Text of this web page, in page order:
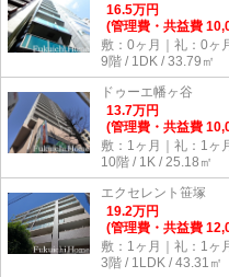
16.5万円
(管理費・共益費
敷：0ヶ月｜礼：0ヶ
9階 / 1DK / 33.79㎡
ドゥーエ幡ヶ谷
13.7万円
(管理費・共益費
敷：1ヶ月｜礼：1ヶ
10階 / 1K / 25.18㎡
エクセレント笹塚
19.2万円
(管理費・共益費
敷：1ヶ月｜礼：1ヶ
3階 / 1LDK / 43.31㎡